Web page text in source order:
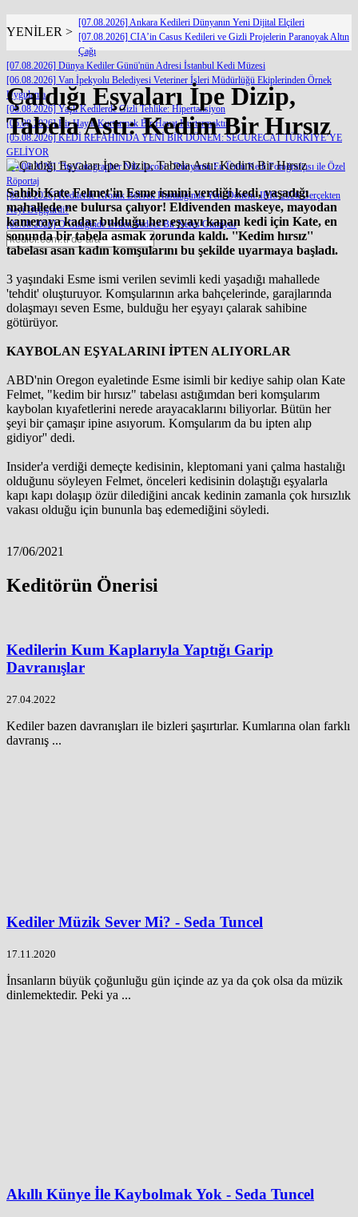
YENİLER >
[07.08.2026] Ankara Kedileri Dünyanın Yeni Dijital Elçileri
[07.08.2026] CIA’in Casus Kedileri ve Gizli Projelerin Paranoyak Altın
Çağı
[07.08.2026] Dünya Kediler Günü'nün Adresi İstanbul Kedi Müzesi
[06.08.2026] Van İpekyolu Belediyesi Veteriner İşleri Müdürlüğü Ekiplerinden Örnek
Uygulama
[06.08.2026] Yaşlı Kedilerde Gizli Tehlike: Hipertansiyon
[05.08.2026] Bir Hayat Kurtarmak Bir Hayat Kurtarmaktır
[05.08.2026] KEDİ REFAHINDA YENİ BİR DÖNEM: SECURECAT TÜRKİYE’YE
GELİYOR
[04.08.2026] The Catographer Nils Jacobi : Dünyanın En Ünlü Kedi Fotoğrafçısı ile Özel
Röportaj
[03.08.2026] Kedilerde Kronik Böbrek Hastalığında Yeni Dönem: IRIS 2026 Gerçekten
Neyi Değiştirdi?
[03.08.2026] O Gittiğinde Evden Sadece Bir Nefes Gitmiyor
Çaldığı Eşyaları İpe Dizip,
Tabela Astı: Kedim Bir Hırsız
Sahibi Kate Felmet'in Esme ismini verdiği kedi, yaşadığı
mahallede ne bulursa çalıyor! Eldivenden maskeye, mayodan
kameraya kadar bulduğu her eşyayı kapan kedi için Kate, en
sonunda bir tabela asmak zorunda kaldı. ''Kedim hırsız''
tabelası asan kadın komşularını bu şekilde uyarmaya başladı.
3 yaşındaki Esme ismi verilen sevimli kedi yaşadığı mahallede
'tehdit' oluşturuyor. Komşularının arka bahçelerinde, garajlarında
dolaşmayı seven Esme, bulduğu her eşyayı çalarak sahibine
götürüyor.
KAYBOLAN EŞYALARINI İPTEN ALIYORLAR
ABD'nin Oregon eyaletinde Esme isimli bir kediye sahip olan Kate
Felmet, "kedim bir hırsız" tabelası astığımdan beri komşularım
kaybolan kıyafetlerini nerede arayacaklarını biliyorlar. Bütün her
şeyi bir çamaşır ipine asıyorum. Komşularım da bu ipten alıp
gidiyor'' dedi.
Insider'a verdiği demeçte kedisinin, kleptomani yani çalma hastalığı
olduğunu söyleyen Felmet, önceleri kedisinin dolaştığı eşyalarla
kapı kapı dolaşıp özür dilediğini ancak kedinin zamanla çok hırsızlık
vakası olduğu için bununla baş edemediğini söyledi.
17/06/2021
Keditörün Önerisi
Kedilerin Kum Kaplarıyla Yaptığı Garip
Davranışlar
27.04.2022
Kediler bazen davranışları ile bizleri şaşırtırlar. Kumlarına olan farklı
davranış ...
Kediler Müzik Sever Mi? - Seda Tuncel
17.11.2020
İnsanların büyük çoğunluğu gün içinde az ya da çok olsa da müzik
dinlemektedir. Peki ya ...
Akıllı Künye İle Kaybolmak Yok - Seda Tuncel